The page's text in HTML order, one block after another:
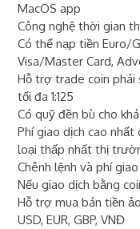
MacOS app
Công nghệ thời gian
Có thể nạp tiền Euro/
Visa/Master Card,
Hỗ trợ trade coin
tối đa 1:125
Có quỹ đền bù cho
Phí giao dịch cao nhất
loại thấp nhất thị
Chênh lệnh và phí
Nếu giao dịch bằng
Hỗ trợ mua bán tiền
USD, EUR, GBP, VNĐ